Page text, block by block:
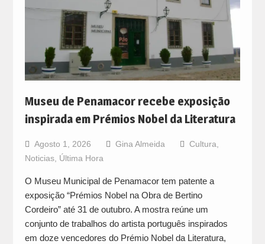
Museu de Penamacor recebe exposição
inspirada em Prémios Nobel da Literatura
Agosto 1, 2026 Gina Almeida Cultura
Noticias, Última Hora
O Museu Municipal de Penamacor tem patente a
exposição “Prémios Nobel na Obra de Bertino
Cordeiro” até 31 de outubro. A mostra reúne um
conjunto de trabalhos do artista português inspirados
em doze vencedores do Prémio Nobel da Literatura,